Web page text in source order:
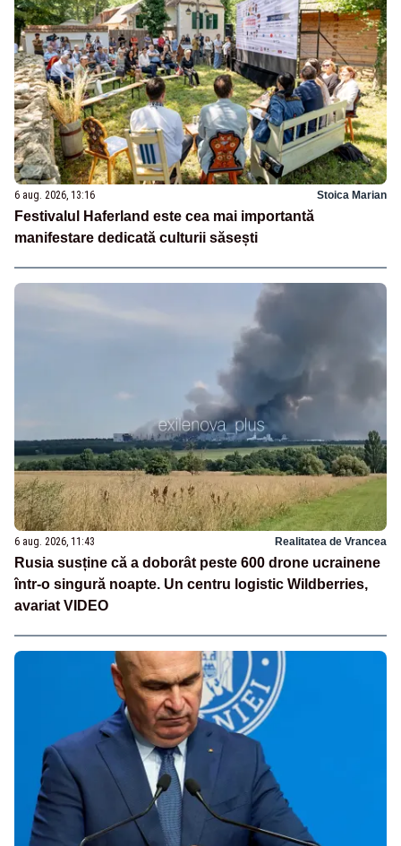
6 aug. 2026, 13:16 Stoica Marian
Festivalul Haferland este cea mai importantă
manifestare dedicată culturii săsești
6 aug. 2026, 11:43 Realitatea de Vrancea
Rusia susține că a doborât peste 600 drone ucrainene
într-o singură noapte. Un centru logistic Wildberries,
avariat VIDEO